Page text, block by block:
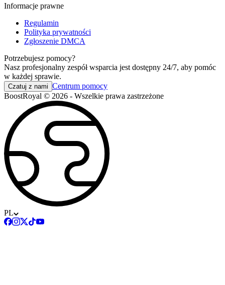
Informacje prawne
Regulamin
Polityka prywatności
Zgłoszenie DMCA
Potrzebujesz pomocy?
Nasz profesjonalny zespół wsparcia jest dostępny 24/7, aby pomóc
w każdej sprawie.
Czatuj z nami Centrum pomocy
BoostRoyal © 2026 - Wszelkie prawa zastrzeżone
PL